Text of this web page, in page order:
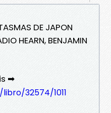
DE JAPON
HEARN, BENJAMIN
➡
32574/1011